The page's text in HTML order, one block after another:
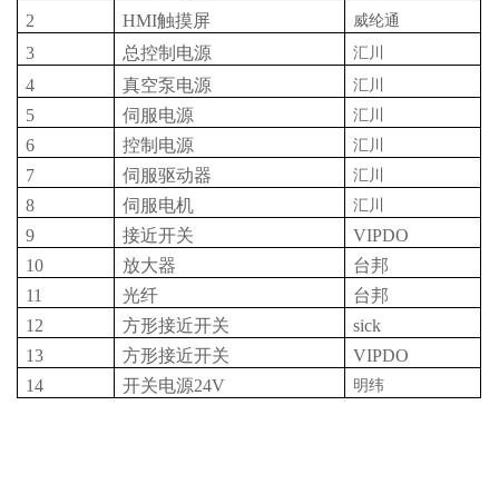
2 HMI触摸屏 威纶通
3 总控制电源 汇川
4 真空泵电源 汇川
5 伺服电源 汇川
6 控制电源 汇川
7 伺服驱动器 汇川
8 伺服电机 汇川
9 接近开关
VIPDO
10
放大器
台邦
11
光纤
台邦
12
方形接近开关
sick
13
方形接近开关
VIPDO
14
开关电源24V 明纬